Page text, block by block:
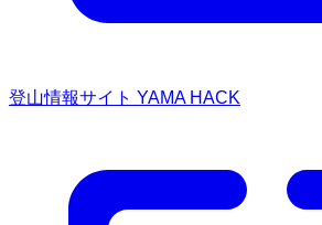
登山情報サイト YAMA HACK